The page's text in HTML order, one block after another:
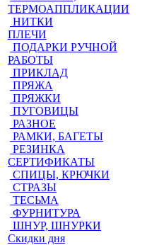
ТЕРМОАППЛИКАЦИИ
НИТКИ
ПЛЕЧИ
ПОДАРКИ РУЧНОЙ
РАБОТЫ
ПРИКЛАД
ПРЯЖА
ПРЯЖКИ
ПУГОВИЦЫ
РАЗНОЕ
РАМКИ, БАГЕТЫ
РЕЗИНКА
СЕРТИФИКАТЫ
СПИЦЫ, КРЮЧКИ
СТРАЗЫ
ТЕСЬМА
ФУРНИТУРА
ШНУР, ШНУРКИ
Скидки дня